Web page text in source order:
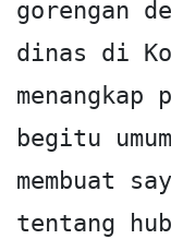
gorengan
dinas di
menangkap
begitu
membuat
tentang